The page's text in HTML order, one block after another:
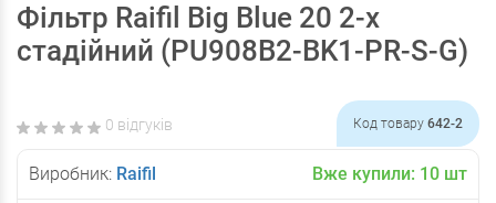
Фільтр Raifil Вig Blue 20 2-х
стадійний (PU908B2-BK1-PR-S-G)
0 відгуків Код товару 642-2
Виробник: Raifil Вже купили: 10 шт